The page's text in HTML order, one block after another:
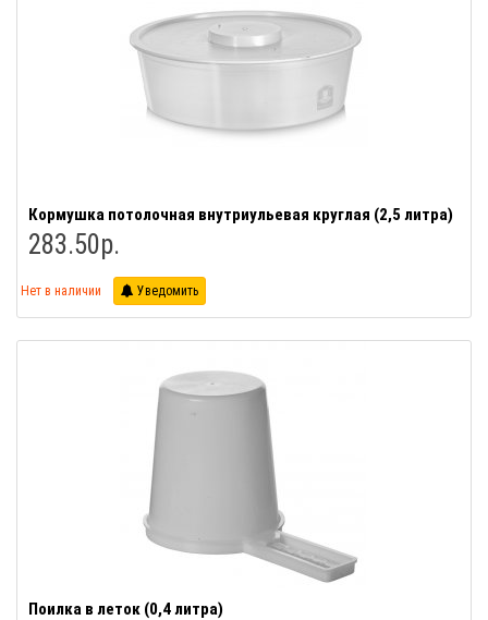
Кормушка потолочная внутриульевая круглая (2,5 литра)
283.50р.
Нет в наличии Уведомить
Поилка в леток (0,4 литра)